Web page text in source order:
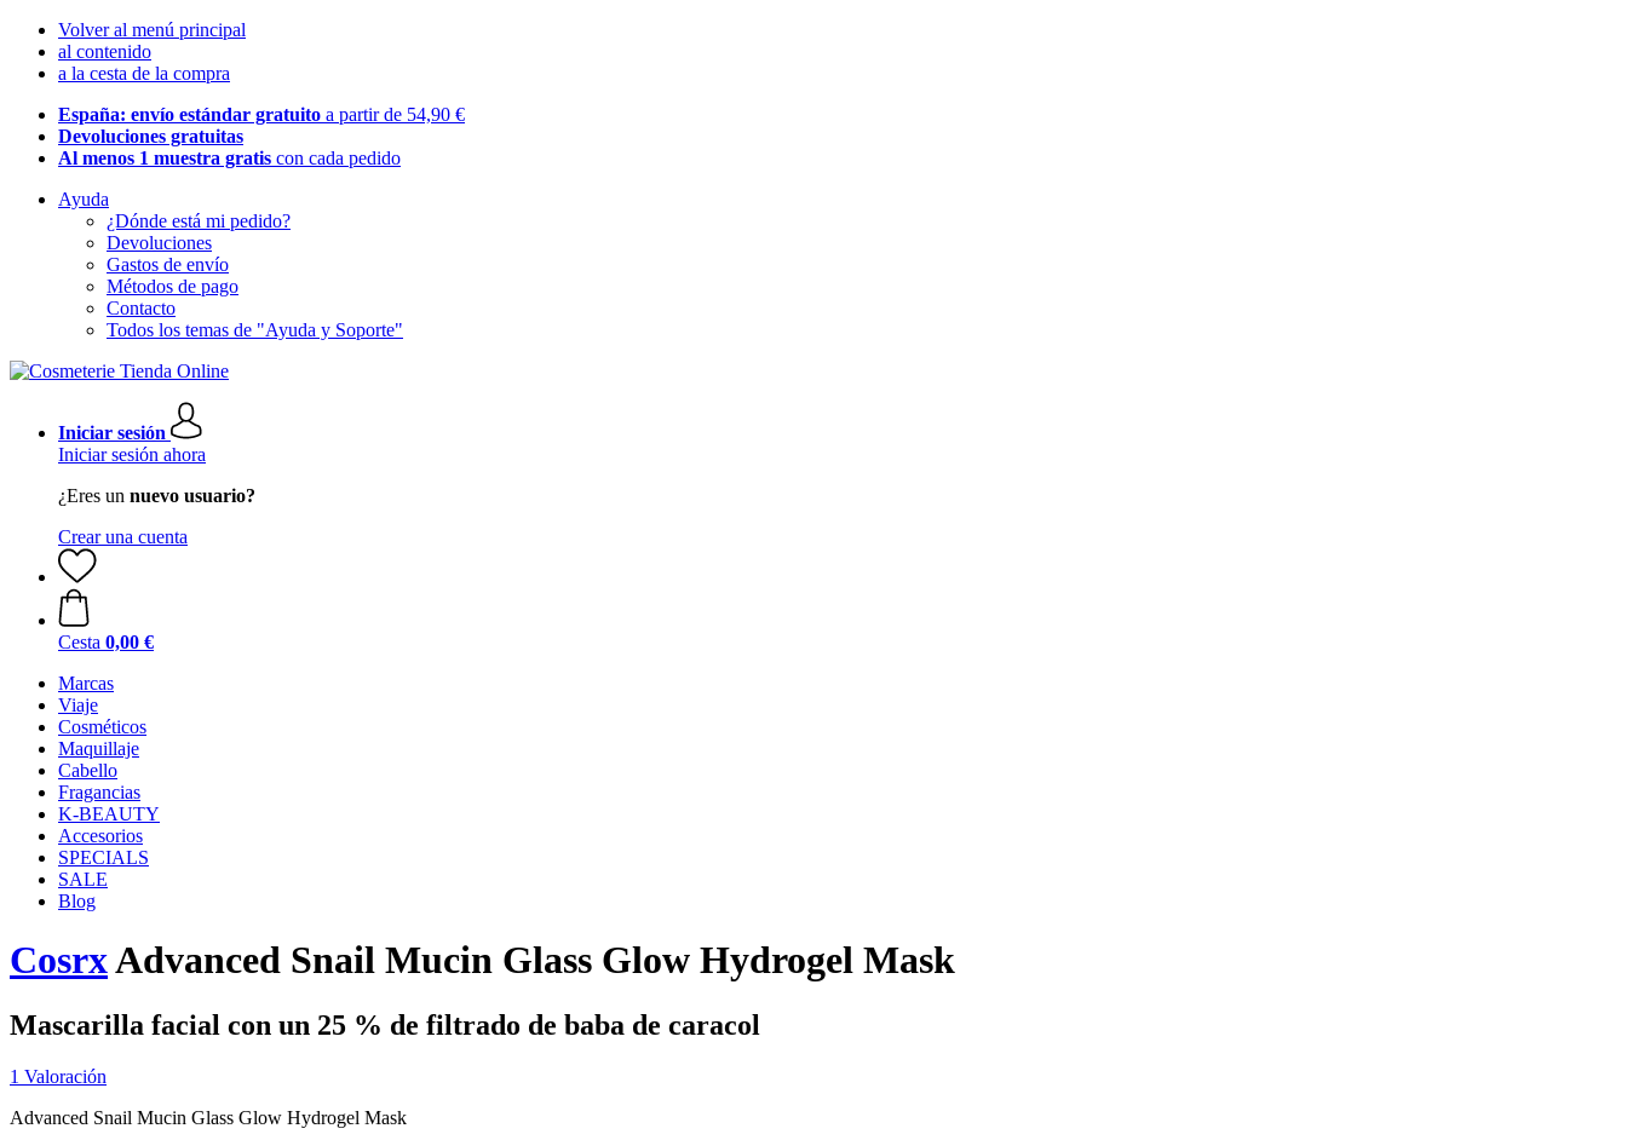
Volver al menú principal
al contenido
a la cesta de la compra
España: envío estándar gratuito a partir de 54,90 €
Devoluciones gratuitas
Al menos 1 muestra gratis con cada pedido
Ayuda
¿Dónde está mi pedido?
Devoluciones
Gastos de envío
Métodos de pago
Contacto
Todos los temas de "Ayuda y Soporte"
Iniciar sesión
Iniciar sesión ahora
¿Eres un nuevo usuario?
Crear una cuenta
Cesta 0,00 €
Marcas
Viaje
Cosméticos
Maquillaje
Cabello
Fragancias
K-BEAUTY
Accesorios
SPECIALS
SALE
Blog
CosrxAdvanced Snail Mucin Glass Glow Hydrogel Mask
Mascarilla facial con un 25 % de filtrado de baba de caracol
1 Valoración
Advanced Snail Mucin Glass Glow Hydrogel Mask